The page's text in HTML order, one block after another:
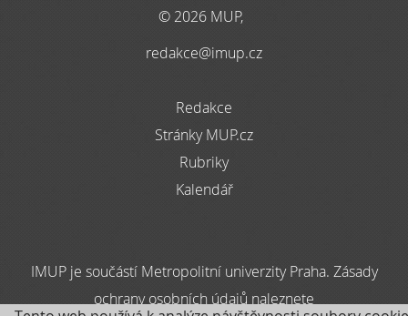
© 2026 MUP,
redakce@imup.cz
Redakce
Stránky MUP.cz
Rubriky
Kalendář
IMUP je součástí Metropolitní univerzity Praha. Zásady
ochrany osobních údajů naleznete